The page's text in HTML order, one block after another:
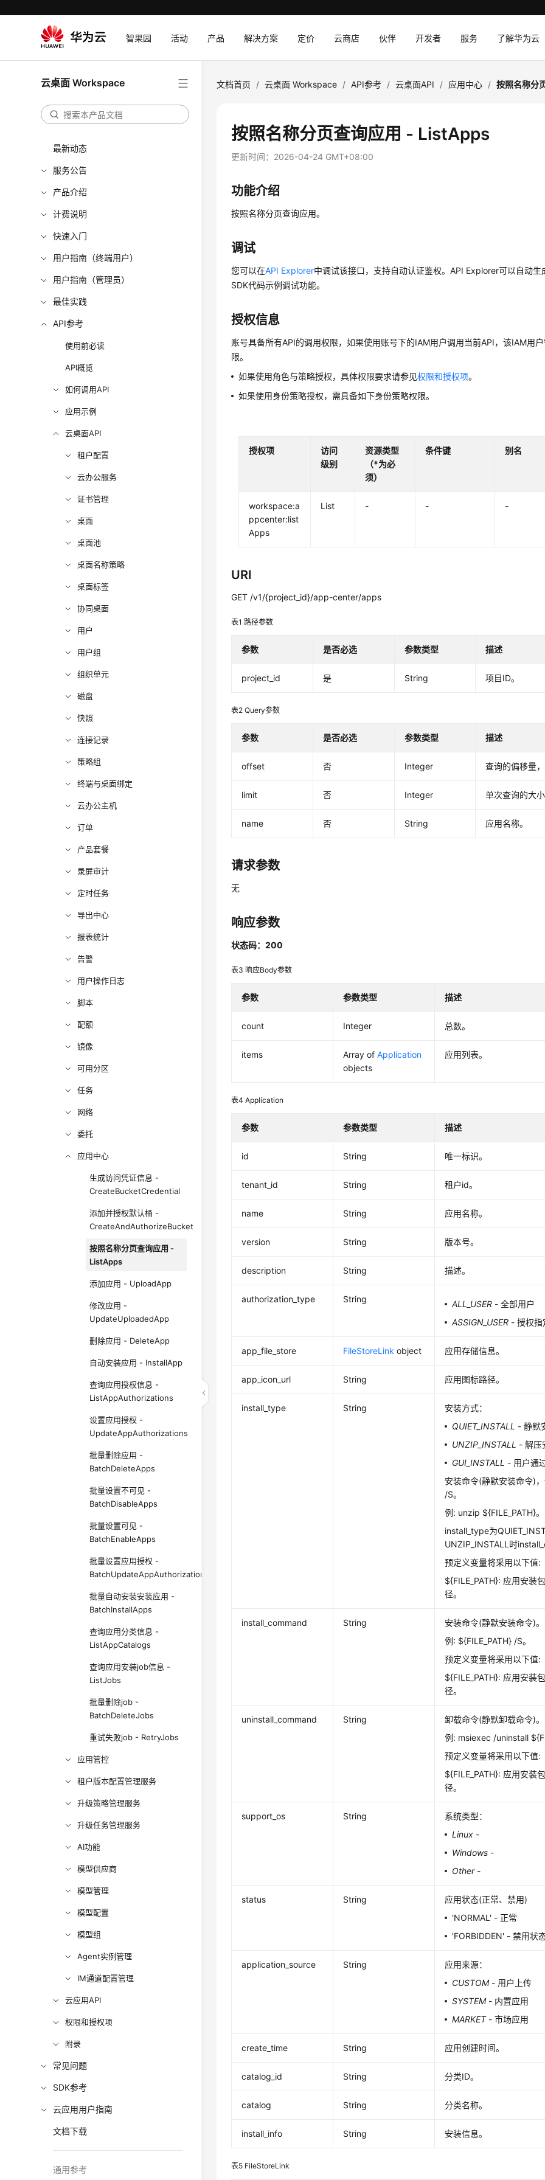
智果园 活动 产品 解决方案 定价 云商店 伙伴 开发者 服务 了解华为云
云桌面 Workspace
最新动态
服务公告
产品介绍
计费说明
快速入门
用户指南（终端用户）
用户指南（管理员）
最佳实践
API参考
使用前必读
API概览
如何调用API
应用示例
云桌面API
租户配置
云办公服务
证书管理
桌面
桌面池
桌面名称策略
桌面标签
协同桌面
用户
用户组
组织单元
磁盘
快照
连接记录
策略组
终端与桌面绑定
云办公主机
订单
产品套餐
录屏审计
定时任务
导出中心
报表统计
告警
用户操作日志
脚本
配额
镜像
可用分区
任务
网络
委托
应用中心
生成访问凭证信息 -
CreateBucketCredential
添加并授权默认桶 -
CreateAndAuthorizeBucket
按照名称分页查询应用 -
ListApps
添加应用 - UploadApp
修改应用 -
UpdateUploadedApp
删除应用 - DeleteApp
自动安装应用 - InstallApp
查询应用授权信息 -
ListAppAuthorizations
设置应用授权 -
UpdateAppAuthorizations
批量删除应用 -
BatchDeleteApps
批量设置不可见 -
BatchDisableApps
批量设置可见 -
BatchEnableApps
批量设置应用授权 -
BatchUpdateAppAuthorizations
批量自动安装安装应用 -
BatchInstallApps
查询应用分类信息 -
ListAppCatalogs
查询应用安装job信息 -
ListJobs
批量删除job -
BatchDeleteJobs
重试失败job - RetryJobs
应用管控
租户版本配置管理服务
升级策略管理服务
升级任务管理服务
AI功能
模型供应商
模型管理
模型配置
模型组
Agent实例管理
IM通道配置管理
云应用API
权限和授权项
附录
常见问题
SDK参考
云应用用户指南
文档下载
通用参考
文档首页 / 云桌面 Workspace / API参考 / 云桌面API / 应用中心 / 按照名称分
按照名称分页查询应用 - ListApps
更新时间： 2026-04-24 GMT+08:00
功能介绍
按照名称分页查询应用。
调试
您可以在API Explorer中调试该接口，支持自动认证鉴权。API Explorer可以自动生
SDK代码示例调试功能。
授权信息
账号具备所有API的调用权限，如果使用账号下的IAM用户调用当前API，该IAM用
限。
如果使用角色与策略授权，具体权限要求请参见权限和授权项。
如果使用身份策略授权，需具备如下身份策略权限。
授权项
访问
级别
资源类型
（*为必
须）
条件键 别名
workspace:a
ppcenter:list
Apps
List - - -
URI
GET /v1/{project_id}/app-center/apps
表1路径参数
参数 是否必选 参数类型 描述
project_id 是 String 项目ID。
表2Query参数
参数 是否必选 参数类型 描述
offset 否 Integer 查询的偏移量
limit 否 Integer 单次查询的大
name 否 String 应用名称。
请求参数
无
响应参数
状态码：200
表3响应Body参数
参数 参数类型 描述
count Integer 总数。
items Array ofApplication
objects
应用列表。
表4Application
参数 参数类型 描述
id String 唯一标识。
tenant_id String 租户id。
name String 应用名称。
version String 版本号。
description String 描述。
authorization_type String ALL_USER - 全部用户
ASSIGN_USER - 授权指
app_file_store FileStoreLink object 应用存储信息。
app_icon_url String 应用图标路径。
install_type String
安装方式：
QUIET_INSTALL - 静默
UNZIP_INSTALL - 解压
GUI_INSTALL - 用户通
安装命令(静默安装命令)
/S。
例: unzip ${FILE_PATH}。
install_type为
UNZIP_INSTALL时
预定义变量将采用以下值:
${FILE_PATH}: 应用安装
径。
install_command String
安装命令(静默安装命令)。
例: ${FILE_PATH} /S。
预定义变量将采用以下值:
${FILE_PATH}: 应用安装
径。
uninstall_command String
卸载命令(静默卸载命令)。
例: msiexec /uninstall
预定义变量将采用以下值:
${FILE_PATH}: 应用安装
径。
support_os String
系统类型：
Linux -
Windows -
Other-
status String
应用状态(正常、禁用)
'NORMAL' - 正常
'FORBIDDEN' - 禁用状
application_source String
应用来源：
CUSTOM- 用户上传
SYSTEM- 内置应用
MARKET- 市场应用
create_time String 应用创建时间。
catalog_id String 分类ID。
catalog String 分类名称。
install_info String 安装信息。
表5 FileStoreLink